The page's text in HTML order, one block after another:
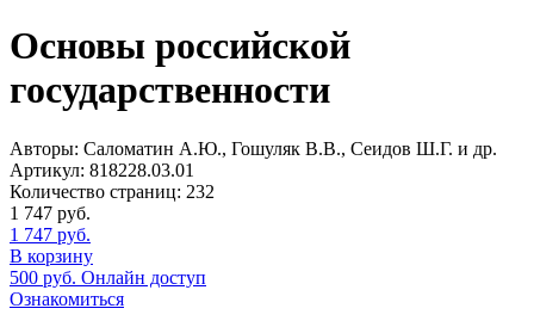
Основы российской
государственности
Авторы: Саломатин А.Ю., Гошуляк В.В., Сеидов Ш.Г. и др.
Артикул: 818228.03.01
Количество страниц: 232
1 747 руб.
1 747 руб.
В корзину
500 руб. Онлайн доступ
Ознакомиться